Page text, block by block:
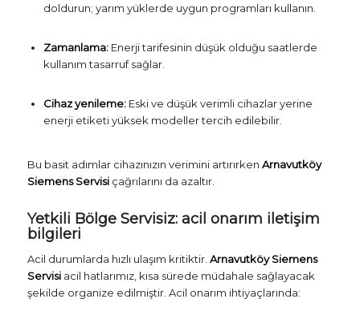
doldurun; yarım yüklerde uygun programları kullanın.
Zamanlama:Enerji tarifesinin düşük olduğu saatlerde
kullanım tasarruf sağlar.
Cihaz yenileme:Eski ve düşük verimli cihazlar yerine
enerji etiketi yüksek modeller tercih edilebilir.
Bu basit adımlar cihazınızın verimini artırırken Arnavutköy
Siemens Servisiçağrılarını da azaltır.
Yetkili Bölge Servisiz: acil onarım iletişim
bilgileri
Acil durumlarda hızlı ulaşım kritiktir. Arnavutköy Siemens
Servisiacil hatlarımız, kısa sürede müdahale sağlayacak
şekilde organize edilmiştir. Acil onarım ihtiyaçlarında: